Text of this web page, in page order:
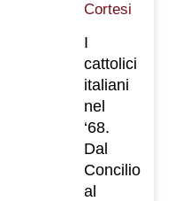
Cortesi
I
cattolici
italiani
nel
‘68.
Dal
Concilio
al